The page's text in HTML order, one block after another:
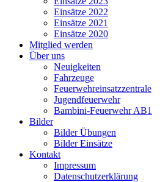
Einsätze 2022
Einsätze 2021
Einsätze 2020
Mitglied werden
Über uns
Neuigkeiten
Fahrzeuge
Feuerwehreinsatzzentrale
Jugendfeuerwehr
Bambini-Feuerwehr AB1
Bilder
Bilder Übungen
Bilder Einsätze
Kontakt
Impressum
Datenschutzerklärung